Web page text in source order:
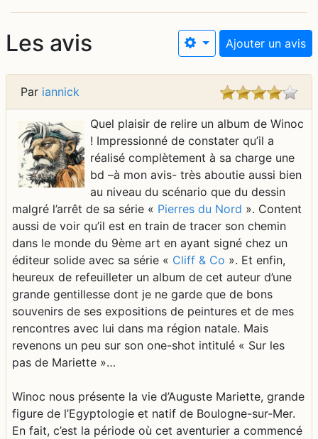
Les avis Ajouter un avis
Par iannick
Quel plaisir de relire un album de Winoc
! Impressionné de constater qu’il a
réalisé complètement à sa charge une
bd –à mon avis- très aboutie aussi bien
au niveau du scénario que du dessin
malgré l’arrêt de sa série « Pierres du Nord ». Content
aussi de voir qu’il est en train de tracer son chemin
dans le monde du 9ème art en ayant signé chez un
éditeur solide avec sa série « Cliff & Co ». Et enfin,
heureux de refeuilleter un album de cet auteur d’une
grande gentillesse dont je ne garde que de bons
souvenirs de ses expositions de peintures et de mes
rencontres avec lui dans ma région natale. Mais
revenons un peu sur son one-shot intitulé « Sur les
pas de Mariette »…
Winoc nous présente la vie d’Auguste Mariette, grande
figure de l’Egyptologie et natif de Boulogne-sur-Mer.
En fait, c’est la période où cet aventurier a commencé